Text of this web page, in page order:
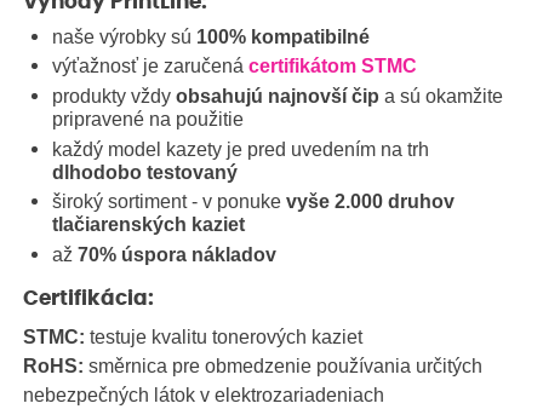
naše výrobky sú 100% kompatibilné
výťažnosť je zaručená certifikátom STMC
produkty vždy obsahujú najnovší čip a sú okamžite
pripravené na použitie
každý model kazety je pred uvedením na trh
dlhodobo testovaný
široký sortiment - v ponuke vyše 2.000 druhov
tlačiarenských kaziet
až 70% úspora nákladov
Certifikácia:
STMC: testuje kvalitu tonerových kaziet
RoHS: směrnica pre obmedzenie používania určitých
nebezpečných látok v elektrozariadeniach